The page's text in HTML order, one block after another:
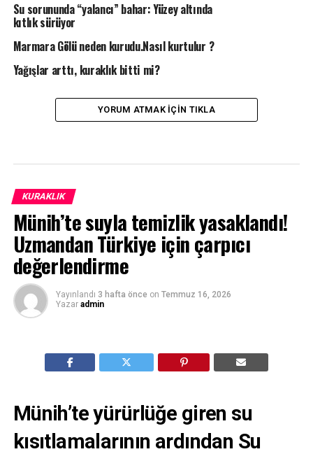
Su sorununda “yalancı” bahar: Yüzey altında
kıtlık sürüyor
Marmara Gölü neden kurudu.Nasıl kurtulur ?
Yağışlar arttı, kuraklık bitti mi?
YORUM ATMAK IÇIN TIKLA
KURAKLIK
Münih’te suyla temizlik yasaklandı!
Uzmandan Türkiye için çarpıcı
değerlendirme
Yayınlandı 3 hafta önce on Temmuz 16, 2026
Yazar admin
Münih’te yürürlüğe giren su
kısıtlamalarının ardından Su